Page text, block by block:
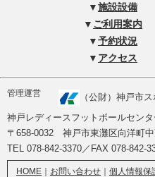
▼施設設備
▼ ご利用案内
▼予約状況
▼ アクセス
管理運営 （公財）神戸市
神戸レディースフットボールセンタ
〒658-0032 神戸市東灘区向洋町中
TEL 078-842-3370／FAX 078-842-
HOME ｜ お問い合わせ ｜ 個人情報保